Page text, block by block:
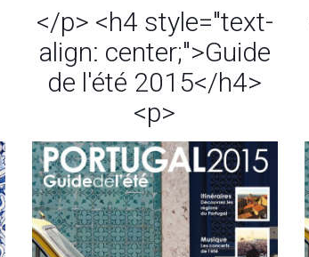
</p> <h4 style="text-
align: center;">Guide
de l'été 2015</h4>
<p>